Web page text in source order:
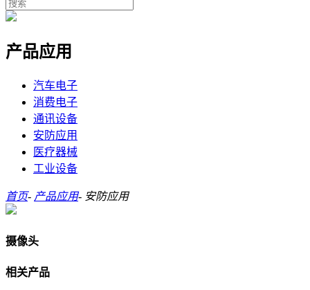
产品应用
汽车电子
消费电子
通讯设备
安防应用
医疗器械
工业设备
首页- 产品应用- 安防应用
摄像头
相关产品